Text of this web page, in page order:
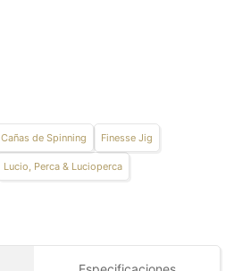
Cañas de Spinning Finesse Jig
Lucio, Perca & Lucioperca